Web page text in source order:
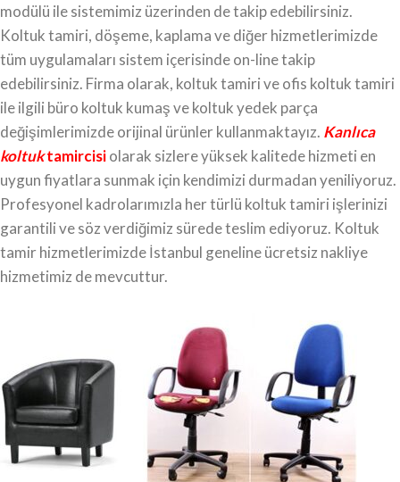
modülü ile sistemimiz üzerinden de takip edebilirsiniz.
Koltuk tamiri, döşeme, kaplama ve diğer hizmetlerimizde
tüm uygulamaları sistem içerisinde on-line takip
edebilirsiniz. Firma olarak, koltuk tamiri ve ofis koltuk tamiri
ile ilgili büro koltuk kumaş ve koltuk yedek parça
değişimlerimizde orijinal ürünler kullanmaktayız. Kanlıca
koltuktamircisiolarak sizlere yüksek kalitede hizmeti en
uygun fiyatlara sunmak için kendimizi durmadan yeniliyoruz.
Profesyonel kadrolarımızla her türlü koltuk tamiri işlerinizi
garantili ve söz verdiğimiz sürede teslim ediyoruz. Koltuk
tamir hizmetlerimizde İstanbul geneline ücretsiz nakliye
hizmetimiz de mevcuttur.